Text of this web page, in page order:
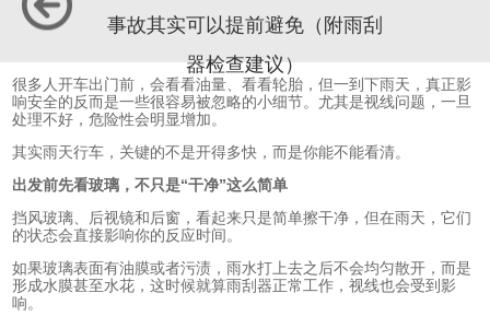
事故其实可以提前避免（附雨刮
器检查建议）
很多人开车出门前，会看看油量、看看轮胎，但一到下雨天，真正影
响安全的反而是一些很容易被忽略的小细节。尤其是视线问题，一旦
处理不好，危险性会明显增加。
其实雨天行车，关键的不是开得多快，而是你能不能看清。
出发前先看玻璃，不只是“干净”这么简单
挡风玻璃、后视镜和后窗，看起来只是简单擦干净，但在雨天，它们
的状态会直接影响你的反应时间。
如果玻璃表面有油膜或者污渍，雨水打上去之后不会均匀散开，而是
形成水膜甚至水花，这时候就算雨刮器正常工作，视线也会受到影
响。